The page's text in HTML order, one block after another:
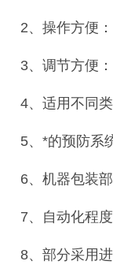
2、操作方便
3、调节方便
4、适用不同
5、*的预防系
6、机器包装
7、自动化程
8、部分采用